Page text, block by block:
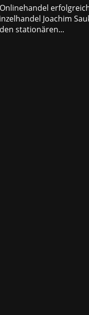
Joachim
stationären...